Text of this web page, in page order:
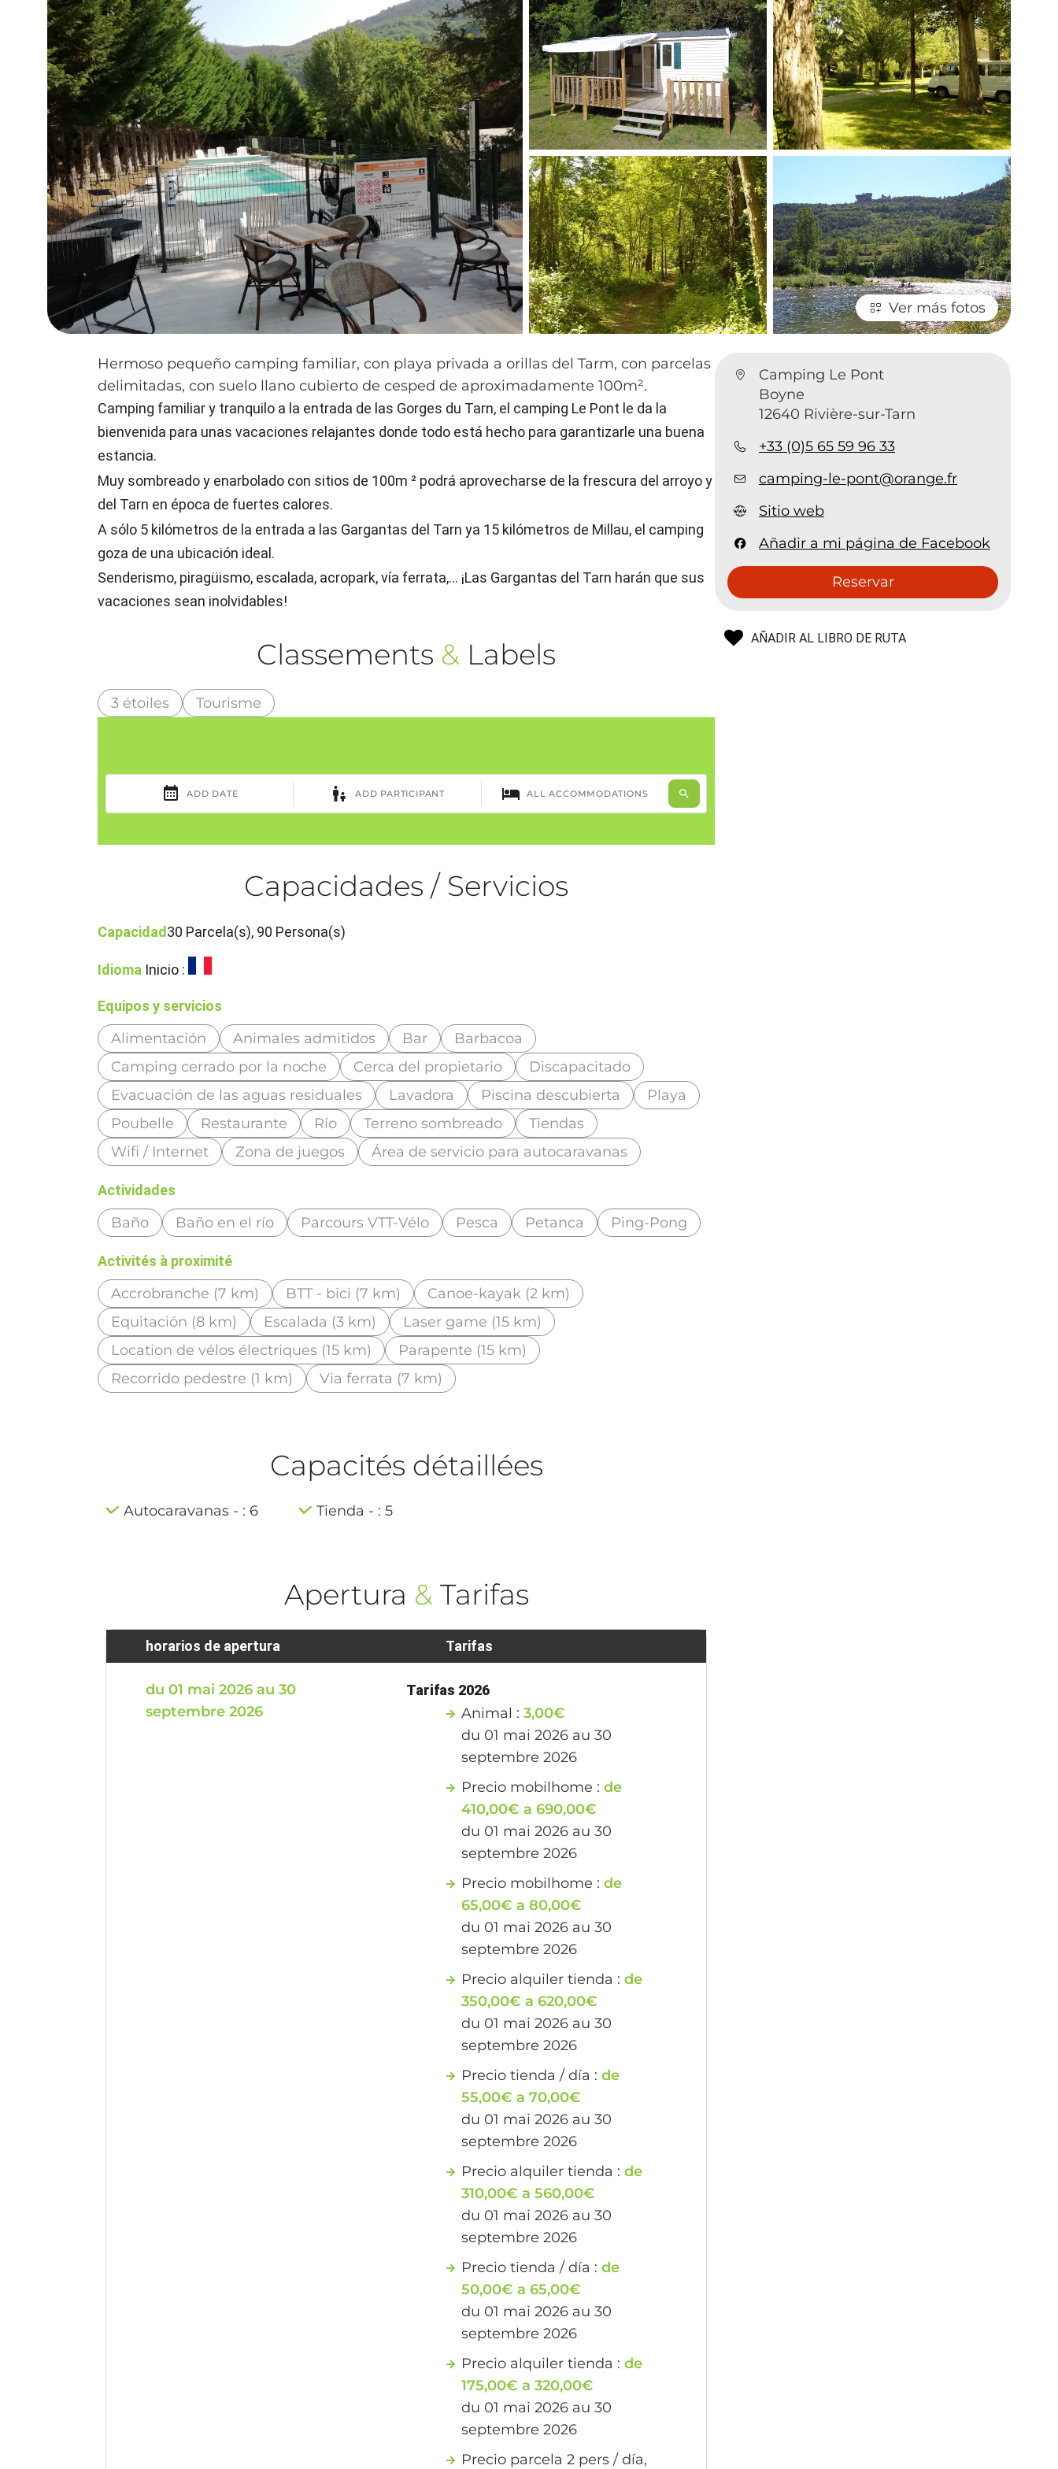
Ver más fotos
Camping Le Pont
Boyne
12640 Rivière-sur-Tarn
+33 (0)5 65 59 96 33
camping-le-pont@orange.fr
Sitio web
Añadir a mi página de Facebook
Reservar
AÑADIR AL LIBRO DE RUTA
Hermoso pequeño camping familiar, con playa privada a orillas del Tarm, con parcelas
delimitadas, con suelo llano cubierto de cesped de aproximadamente 100m².
Camping familiar y tranquilo a la entrada de las Gorges du Tarn, el camping Le Pont le da la
bienvenida para unas vacaciones relajantes donde todo está hecho para garantizarle una buena
estancia.
Muy sombreado y enarbolado con sitios de 100m ² podrá aprovecharse de la frescura del arroyo y
del Tarn en época de fuertes calores.
A sólo 5 kilómetros de la entrada a las Gargantas del Tarn ya 15 kilómetros de Millau, el camping
goza de una ubicación ideal.
Senderismo, piragüismo, escalada, acropark, vía ferrata,... ¡Las Gargantas del Tarn harán que sus
vacaciones sean inolvidables!
Classements & Labels
3 étoiles Tourisme
Capacidades / Servicios
Capacidad30 Parcela(s), 90 Persona(s)
Idioma Inicio :
Equipos y servicios
Alimentación Animales admitidos Bar
Barbacoa
Camping cerrado por la noche
Cerca del propietario
Discapacitado
Evacuación de las aguas residuales
Lavadora Piscina descubierta
Playa
Poubelle
Restaurante Río Terreno sombreado
Tiendas
Wifi / Internet
Zona de juegos Área de servicio para autocaravanas
Actividades
Baño Baño en el río Parcours VTT-Vélo Pesca Petanca Ping-Pong
Activités à proximité
Accrobranche (7 km) BTT - bici (7 km)
Canoe-kayak (2 km)
Equitación (8 km)
Escalada (3 km)
Laser game (15 km)
Location de vélos électriques (15 km)
Parapente (15 km)
Recorrido pedestre (1 km)
Via ferrata (7 km)
Capacités détaillées
Autocaravanas - : 6 Tienda - : 5
Apertura & Tarifas
horarios de apertura
du 01 mai 2026 au 30
septembre 2026
Tarifas
Tarifas 2026
Animal :3,00€
du 01 mai 2026 au 30
septembre 2026
Precio mobilhome :de
410,00€ a 690,00€
du 01 mai 2026 au 30
septembre 2026
Precio mobilhome :de
65,00€ a 80,00€
du 01 mai 2026 au 30
septembre 2026
Precio alquiler tienda :de
350,00€ a 620,00€
du 01 mai 2026 au 30
septembre 2026
Precio tienda / día :de
55,00€ a 70,00€
du 01 mai 2026 au 30
septembre 2026
Precio alquiler tienda :de
310,00€ a 560,00€
du 01 mai 2026 au 30
septembre 2026
Precio tienda / día :de
50,00€ a 65,00€
du 01 mai 2026 au 30
septembre 2026
Precio alquiler tienda :de
175,00€ a 320,00€
du 01 mai 2026 au 30
septembre 2026
Precio parcela 2 pers / día,